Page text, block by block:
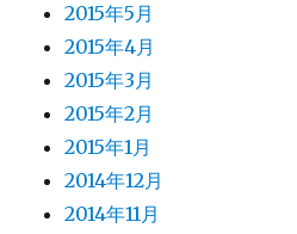
2015年5月
2015年4月
2015年3月
2015年2月
2015年1月
2014年12月
2014年11月